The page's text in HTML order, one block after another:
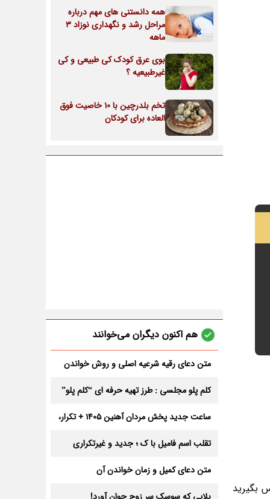
بگیرید
همه دانستنی های مهم درباره
مراحل رشد و نگهداری نوزاد 3
ماهه
بوی عرق کودک کی طبیعی و کی
غیرطبیعیه ؟
تخم بلدرچین با 10 خاصیت فوق
العاده برای کودکان
هم اکنون دیگران می‌خوانند
متن دعای رقیه شرعیه اصلی و روش خواندن
کلم پلو مجلسی : طرز تهیه حرفه ای “کلم پلو”
ساعت جدید پخش مردان آهنین 1405 + تکرار،
تقلب اسم فامیل با ک ؛ جدید و غیرتکراری
متن دعای کمیل و زمان خواندن آن